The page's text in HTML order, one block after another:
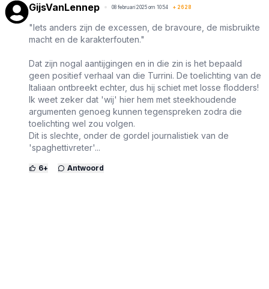
GijsVanLennep 08 februari 2025 om 10:54 + 2628
"Iets anders zijn de excessen, de bravoure, de misbruikte
macht en de karakterfouten."
Dat zijn nogal aantijgingen en in die zin is het bepaald
geen positief verhaal van die Turrini. De toelichting van de
Italiaan ontbreekt echter, dus hij schiet met losse flodders!
Ik weet zeker dat 'wij' hier hem met steekhoudende
argumenten genoeg kunnen tegenspreken zodra die
toelichting wel zou volgen.
Dit is slechte, onder de gordel journalistiek van de
'spaghettivreter'...
6+ Antwoord